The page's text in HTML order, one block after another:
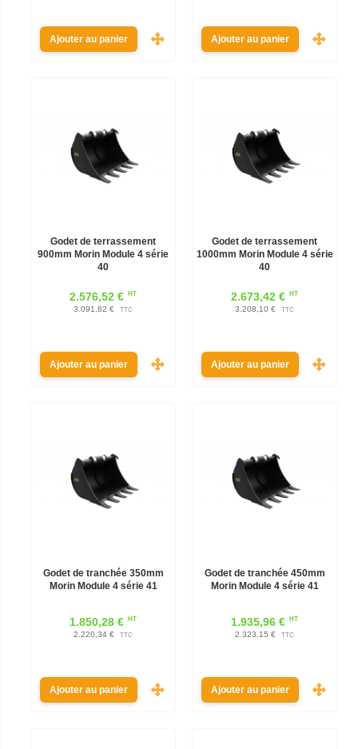
Ajouter au panier Ajouter au panier
Godet de terrassement
900mm Morin Module 4 série
40
2.576,52 € HT
3.091,82 € TTC
Ajouter au panier
Godet de terrassement
1000mm Morin Module 4 série
40
2.673,42 € HT
3.208,10 € TTC
Ajouter au panier
Godet de tranchée 350mm
Morin Module 4 série 41
1.850,28 € HT
2.220,34 € TTC
Ajouter au panier
Godet de tranchée 450mm
Morin Module 4 série 41
1.935,96 € HT
2.323,15 € TTC
Ajouter au panier